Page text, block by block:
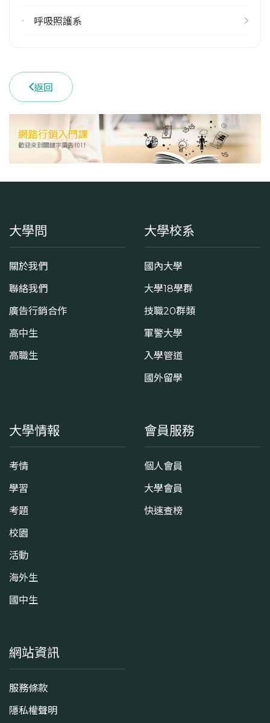
(03)2118999 #5848
呼吸照護系
返回
大學問
關於我們
聯絡我們
廣告行銷合作
高中生
高職生
大學校系
國內大學
大學18學群
技職20群類
軍警大學
入學管道
國外留學
大學情報
考情
學習
考題
校園
活動
海外生
國中生
會員服務
個人會員
大學會員
快速查榜
網站資訊
服務條款
隱私權聲明